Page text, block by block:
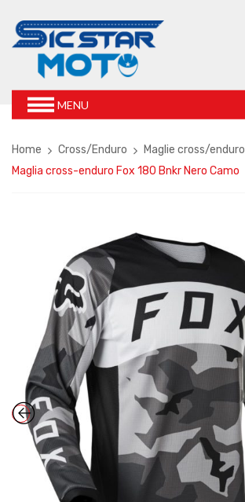
MENU
Home Cross/Enduro
Maglie cross/enduro
Maglia cross-enduro Fox 180 Bnkr Nero Camo